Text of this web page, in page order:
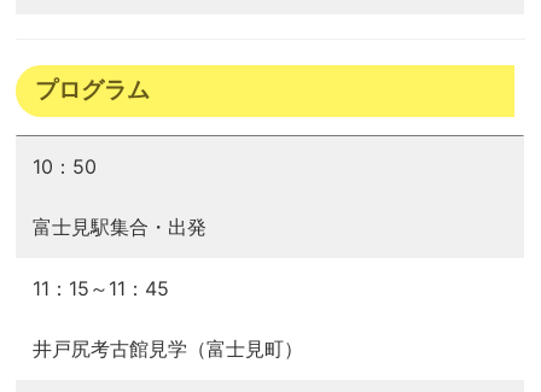
プログラム
10：50
富士見駅集合・出発
11：15～11：45
井戸尻考古館見学（富士見町）